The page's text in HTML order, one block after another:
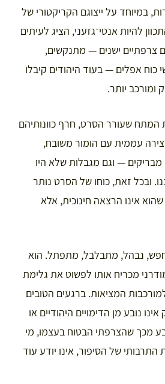
במיוחד על ייצוגם הקריקטורי של
להיות אנטי־גזעני, הציג לעיתים
צרפתיים ישנים — מתנקשים,
כוח אפלים — בעוד היהודים קיבלו
ומורכב יותר.
המתח שעורר הסרט, חרף כוונותיהם
עממית עם הומור משובח,
מבריקים — וגם מגבלות שלא היו
ובכל זאת, כוחו של הסרט נותר
אינו הרצאה חינוכית, אלא
נבהל, מתבלבל, מתפתל. הוא
מכריח אותו לפשוט את גלימת
המציאות. ברגעים הטובים
נובע מן הדימויים היהודיים או
מכך שהצרפתי הבטוח בעצמו, מי
של הסיפור, אינו יודע עוד